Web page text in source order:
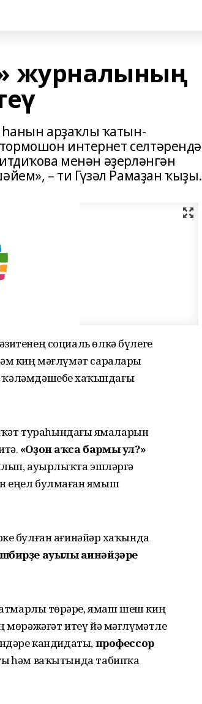
журналының
арҙаҡлы ҡатын-
интернет селтәрендә
менән әҙерләнгән
– ти Гүзәл Рамаҙан ҡыҙы.
социаль өлкә бүлеге
киң мәғлүмәт саралары
ҡәләмдәшебеҙ хаҡындағы
тураһындағы яҙмаларын
«Оҙон аҡса бармы ул?»
ауырлыҡта эшләргә
еңел булмаған яҙмыш
булған ағинәйҙәр хаҡында
ауылы ағинәйҙәре
төрҙәре, ямаш шеш киң
итеү йә мәғлүмәтле
кандидаты,профессор
һәм ваҡытында табипҡа